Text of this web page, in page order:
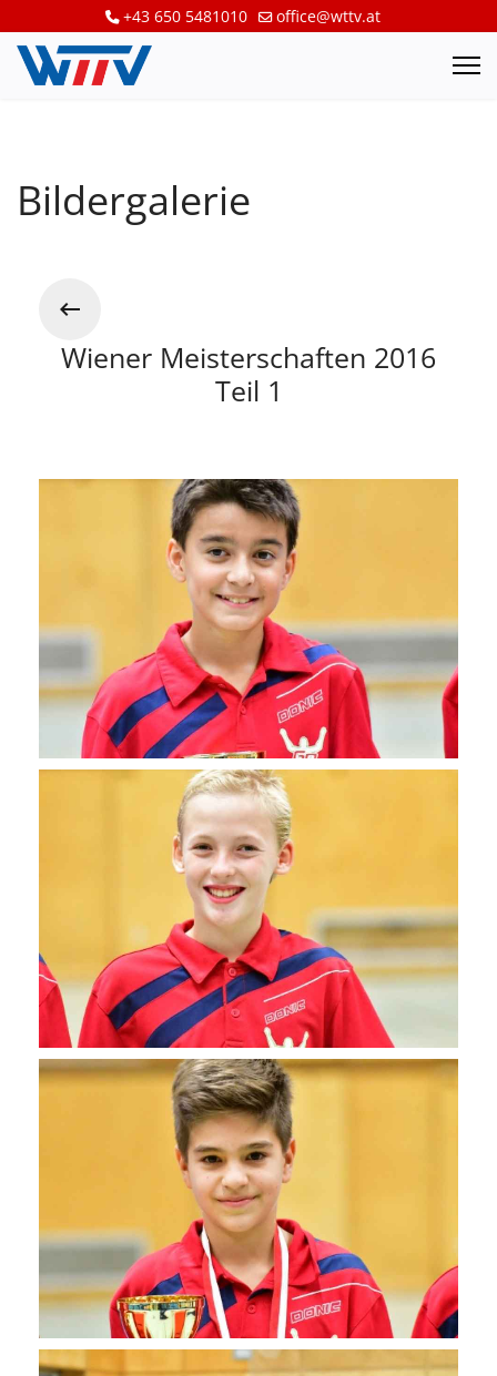
+43 650 5481010 office@wttv.at
Bildergalerie
Wiener Meisterschaften 2016
Teil 1